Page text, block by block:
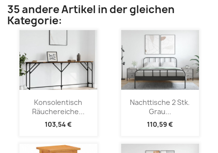
35 andere Artikel in der gleichen
Kategorie:
Konsolentisch
Räuchereiche...
103,54 €
Nachttische 2 Stk.
Grau...
110,59 €